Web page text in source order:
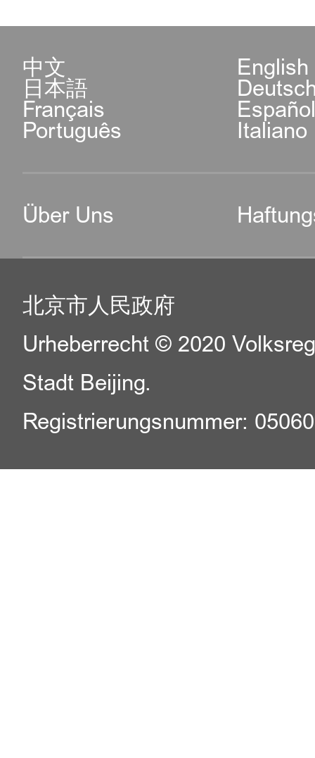
中文 English
日本語
Français
Português Italiano
Über Uns
北京市人民政府
Urheberrecht © 2020
Stadt Beijing.
Registrierungsnummer: